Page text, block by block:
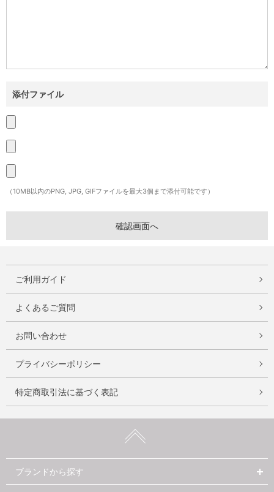
添付ファイル
（10MB以内のPNG, JPG, GIFファイルを最大3個まで添付可能です）
ご利用ガイド
よくあるご質問
お問い合わせ
プライバシーポリシー
特定商取引法に基づく表記
ブランドから探す